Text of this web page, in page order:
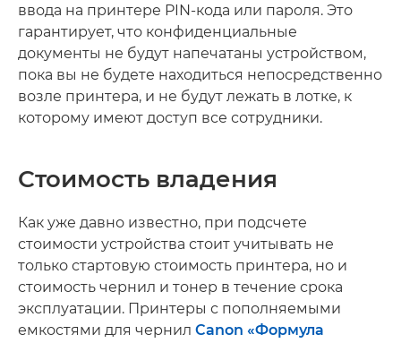
ввода на принтере PIN-кода или пароля. Это
гарантирует, что конфиденциальные
документы не будут напечатаны устройством,
пока вы не будете находиться непосредственно
возле принтера, и не будут лежать в лотке, к
которому имеют доступ все сотрудники.
Стоимость владения
Как уже давно известно, при подсчете
стоимости устройства стоит учитывать не
только стартовую стоимость принтера, но и
стоимость чернил и тонер в течение срока
эксплуатации. Принтеры с пополняемыми
емкостями для чернил Canon «Формула